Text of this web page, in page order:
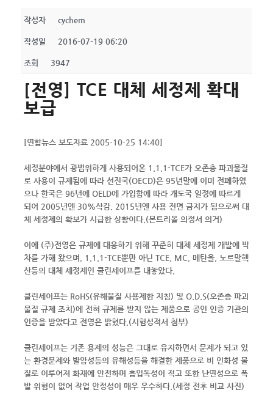
작성자 cychem
작성일 2016-07-19 06:20
조회 3947
[전영] TCE 대체 세정제 확대
보급
[연합뉴스 보도자료 2005-10-25 14:40]
세정분야에서 광범위하게 사용되어온 1.1.1-TCE가 오존층 파괴물질
로 사용이 규제됨에 따라 선진국(OECD)은 95년말에 이미 전폐하였
으나 한국은 96년에 OELD에 가입함에 따라 개도국 일정에 따르게
되어 2005년엔 30%삭감, 2015년엔 사용 전면 금지가 됨으로써 대
체 세정제의 확보가 시급한 상황이다.(몬트리올 의정서 의거)
이에 (주)전영은 규제에 대응하기 위해 꾸준히 대체 세정제 개발에 박
차를 가해 왔으며, 1.1.1-TCE뿐만 아닌 TCE, MC, 메탄올, 노르말헥
산등의 대체 세정제인 클린세이프를 내놓았다.
클린세이프는 RoHS(유해물질 사용제한 지침) 및 O.D.S(오존층 파괴
물질 규제 조치)에 전혀 규제를 받지 않는 제품으로 공인 인증 기관의
인증을 받았다고 전영은 밝혔다.(시험성적서 첨부)
클린세이프는 기존 용제의 성능은 그대로 유지하면서 문제가 되고 있
는 환경문제와 발암성등의 유해성등을 해결한 제품으로 비 인화성 물
질로 이루어져 화재에 안전하며 흡입독성이 적고 또한 난연성으로 폭
발 위험이 없어 작업 안정성이 매우 우수하다.(세정 전후 비교 사진)